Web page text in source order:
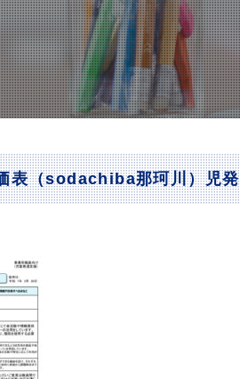
表（sodachiba那珂川）児発